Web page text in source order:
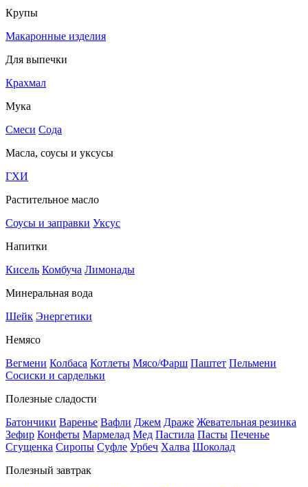
Крупы
Макаронные изделия
Для выпечки
Крахмал
Мука
Смеси Сода
Масла, соусы и уксусы
ГХИ
Растительное масло
Соусы и заправки Уксус
Напитки
Кисель Комбуча Лимонады
Минеральная вода
Шейк Энергетики
Немясо
Вегмени Колбаса Котлеты Мясо/Фарш Паштет Пельмени
Сосиски и сардельки
Полезные сладости
Батончики Варенье Вафли Джем Драже Жевательная резинка
Зефир Конфеты Мармелад Мед Пастила Пасты Печенье
Сгущенка Сиропы Суфле Урбеч Халва Шоколад
Полезный завтрак